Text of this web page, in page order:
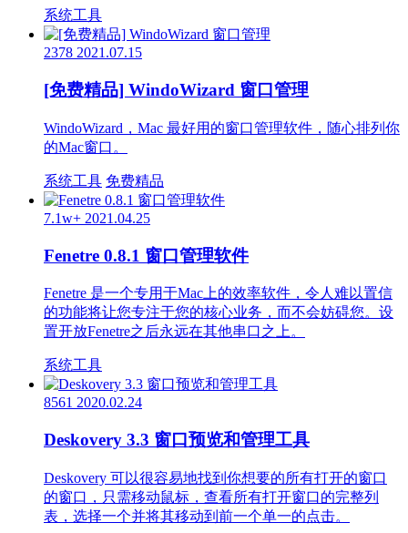
系统工具
2378 2021.07.15
[免费精品] WindoWizard 窗口管理
WindoWizard，Mac 最好用的窗口管理软件，随心排列你
的Mac窗口。
系统工具 免费精品
7.1w+ 2021.04.25
Fenetre 0.8.1 窗口管理软件
Fenetre 是一个专用于Mac上的效率软件，令人难以置信
的功能将让您专注于您的核心业务，而不会妨碍您。设
置开放Fenetre之后永远在其他串口之上。
系统工具
8561 2020.02.24
Deskovery 3.3 窗口预览和管理工具
Deskovery 可以很容易地找到你想要的所有打开的窗口
的窗口，只需移动鼠标，查看所有打开窗口的完整列
表，选择一个并将其移动到前一个单一的点击。